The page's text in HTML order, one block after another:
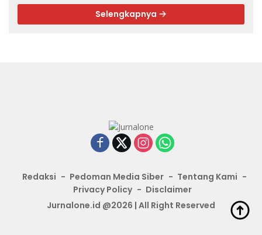
Perikanan dan Perkebunan
Selengkapnya
Redaksi Pedoman Media Siber
Tentang Kami
Privacy Policy
Disclaimer
Jurnalone.id @2026 | All Right Reserved